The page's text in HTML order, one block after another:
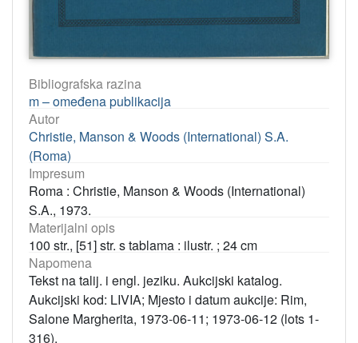
Bibliografska razina
m – omeđena publikacija
Autor
Christie, Manson & Woods (International) S.A.
(Roma)
Impresum
Roma : Christie, Manson & Woods (International)
S.A., 1973.
Materijalni opis
100 str., [51] str. s tablama : ilustr. ; 24 cm
Napomena
Tekst na talij. i engl. jeziku. Aukcijski katalog.
Aukcijski kod: LIVIA; Mjesto i datum aukcije: Rim,
Salone Margherita, 1973-06-11; 1973-06-12 (lots 1-
316).